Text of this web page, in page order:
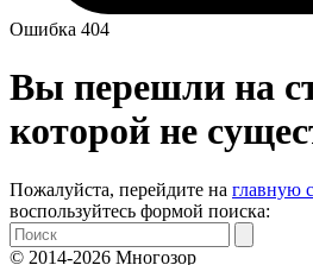
Ошибка 404
Вы перешли на
которой не
Пожалуйста, перейдите на главную
воспользуйтесь формой поиска:
© 2014-2026 Многозор